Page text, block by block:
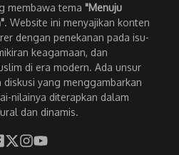
membawa tema "Menuju
. Website ini menyajikan konten
dengan penekanan pada isu-
keagamaan, dan
di era modern. Ada unsur
diskusi yang menggambarkan
nilainya diterapkan dalam
dan dinamis.